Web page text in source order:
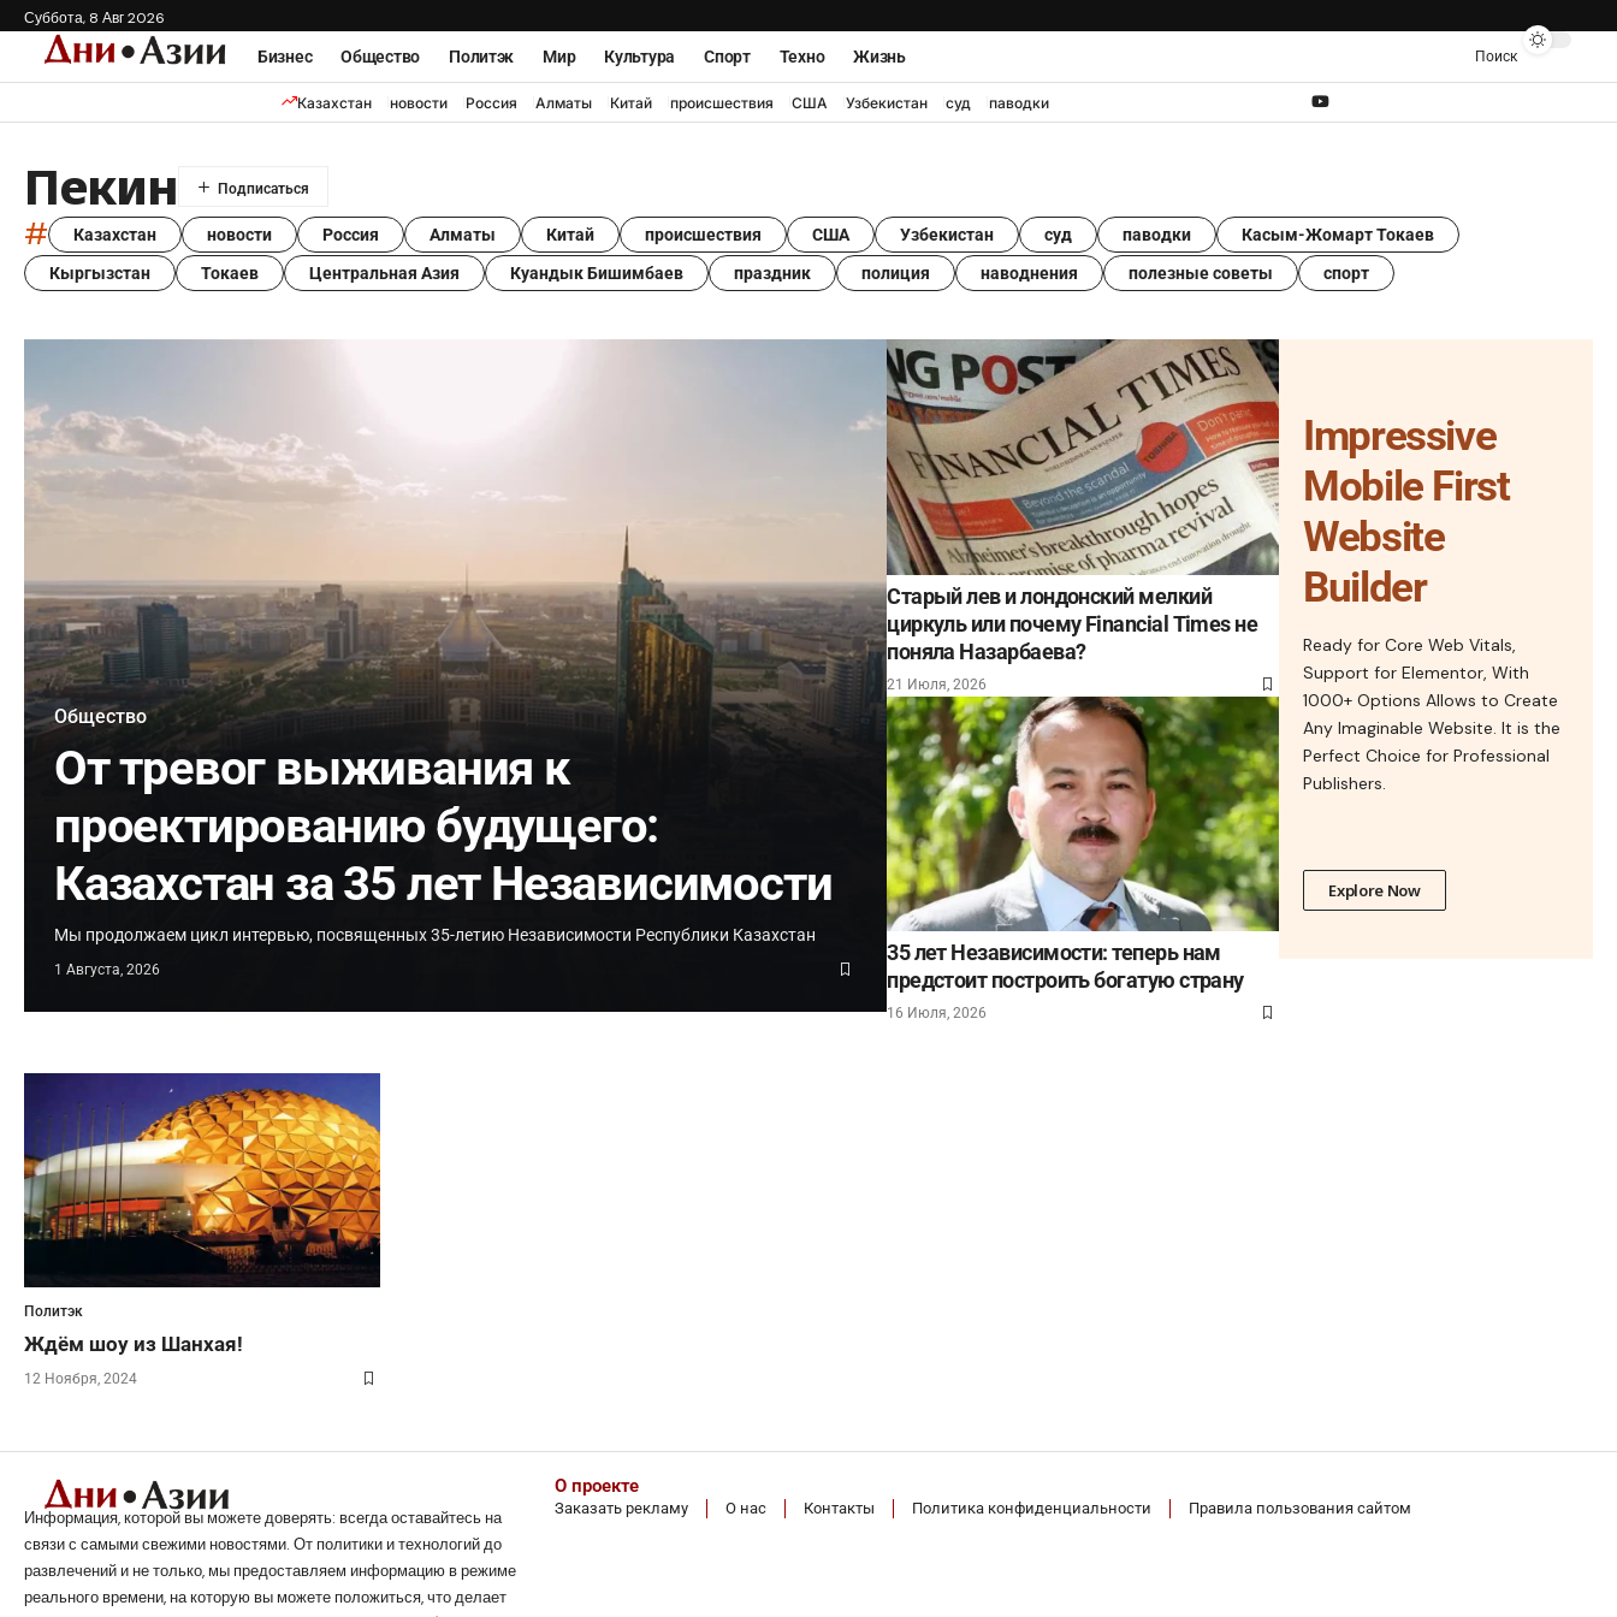
Суббота, 8 Авг 2026
Бизнес
Общество Политэк Мир Культура Спорт Техно Жизнь Поиск
Казахстан новости Россия Алматы Китай происшествия США Узбекистан суд паводки
Пекин
# Казахстан новости Россия Алматы Китай происшествия США Узбекистан суд паводки Касым-Жомарт Токаев
Кыргызстан Токаев Центральная Азия Куандык Бишимбаев праздник полиция наводнения полезные советы спорт
Общество
От тревог выживания к
проектированию будущего:
Казахстан за 35 лет Независимости
Мы продолжаем цикл интервью, посвященных 35-летию Независимости Республики Казахстан
1 Августа, 2026
Старый лев и лондонский мелкий
циркуль или почему Financial Times не
поняла Назарбаева?
21 Июля, 2026
35 лет Независимости: теперь нам
предстоит построить богатую страну
16 Июля, 2026
Impressive
Mobile First
Website
Builder
Ready for Core Web Vitals,
Support for Elementor, With
1000+ Options Allows to Create
Any Imaginable Website. It is the
Perfect Choice for Professional
Publishers.
Explore Now
Политэк
Ждём шоу из Шанхая!
12 Ноября, 2024
Информация, которой вы можете доверять: всегда оставайтесь на
связи с самыми свежими новостями. От политики и технологий до
развлечений и не только, мы предоставляем информацию в режиме
реального времени, на которую вы можете положиться, что делает
О проекте
Заказать рекламу О нас Контакты Политика конфиденциальности Правила пользования сайтом